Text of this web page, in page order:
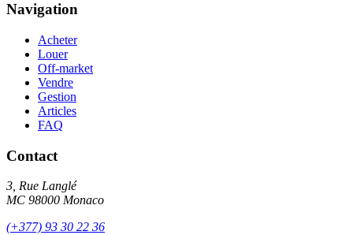
Navigation
Acheter
Louer
Off-market
Vendre
Gestion
Articles
FAQ
Contact
3, Rue Langlé
MC 98000 Monaco
(+377) 93 30 22 36